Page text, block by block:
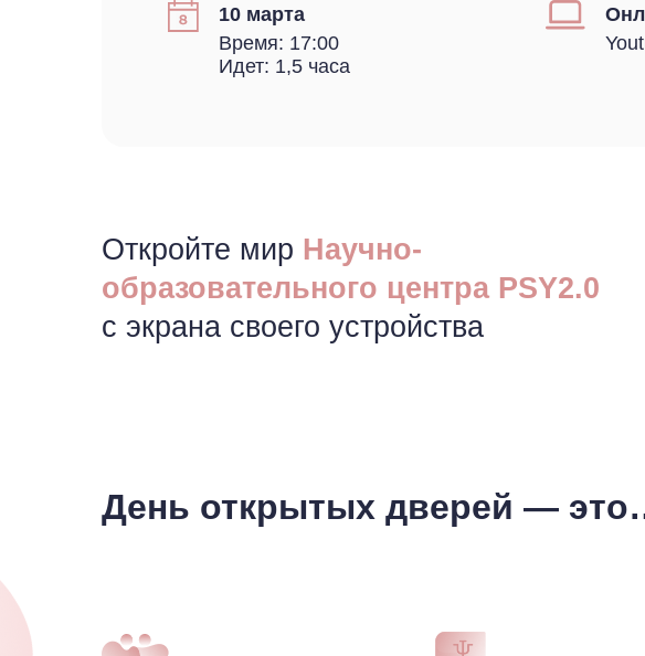
10 марта
Время: 17:00
Идет: 1,5 часа
Откройте мир Научно-
образовательного центра PSY2.0
с экрана своего устройства
День открытых дверей —